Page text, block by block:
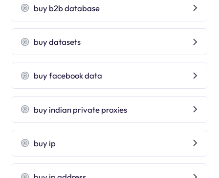
buy b2b database
buy datasets
buy facebook data
buy indian private proxies
buy ip